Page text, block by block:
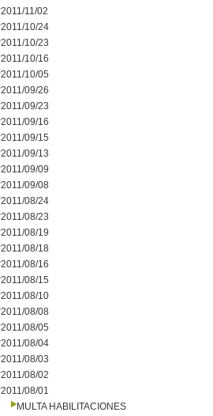
2011/11/02
2011/10/24
2011/10/23
2011/10/16
2011/10/05
2011/09/26
2011/09/23
2011/09/16
2011/09/15
2011/09/13
2011/09/09
2011/09/08
2011/08/24
2011/08/23
2011/08/19
2011/08/18
2011/08/16
2011/08/15
2011/08/10
2011/08/08
2011/08/05
2011/08/04
2011/08/03
2011/08/02
2011/08/01
MULTA HABILITACIONES